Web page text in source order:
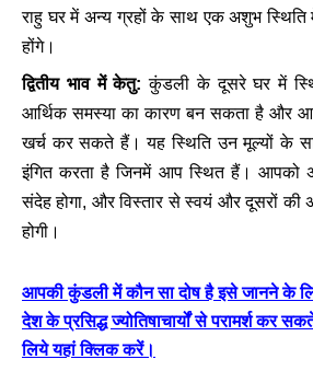
राहु घर में अन्य ग्रहों के साथ एक अशुभ स्थिति
होंगे।
द्वितीय भाव में केतु:कुंडली के दूसरे घर में
आर्थिक समस्या का कारण बन सकता है और
खर्च कर सकते हैं। यह स्थिति उन मूल्यों के
इंगित करता है जिनमें आप स्थित हैं। आपको
संदेह होगा, और विस्तार से स्वयं और दूसरों
होगी।
आपकी कुंडली में कौन सा दोष है इसे जानने के
देश के प्रसिद्ध ज्योतिषाचार्यों से परामर्श कर
लिये यहां क्लिक करें।